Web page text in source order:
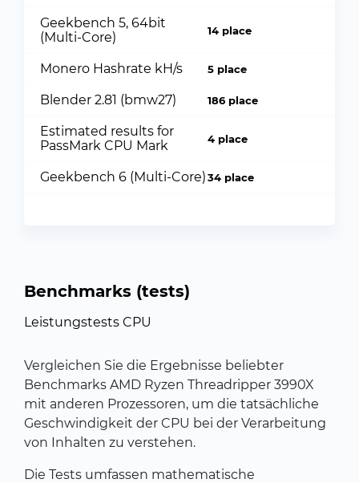
Geekbench 5, 64bit
(Multi-Core)
14 place
Monero Hashrate kH/s 5 place
Blender 2.81 (bmw27) 186 place
Estimated results for
PassMark CPU Mark
4 place
Geekbench 6 (Multi-Core)34 place
Benchmarks (tests)
Leistungstests CPU
Vergleichen Sie die Ergebnisse beliebter
Benchmarks AMD Ryzen Threadripper 3990X
mit anderen Prozessoren, um die tatsächliche
Geschwindigkeit der CPU bei der Verarbeitung
von Inhalten zu verstehen.
Die Tests umfassen mathematische